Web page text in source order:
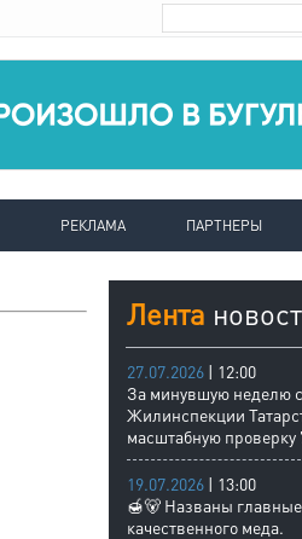
РЕКЛАМА ПАРТНЕРЫ
Лента
27.07.2026 | 12:00
За минувшую неделю
Жилинспекции
масштабную
19.07.2026 | 13:00
🍯🐻 Названы
качественного меда.